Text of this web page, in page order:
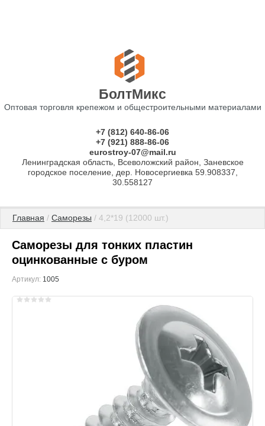
БолтМикс
Оптовая торговля крепежом и общестроительными материалами
+7 (812) 640-86-06
+7 (921) 888-86-06
eurostroy-07@mail.ru
Ленинградская область, Всеволожский район, Заневское
городское поселение, дер. Новосергиевка 59.908337,
30.558127
Главная / Саморезы / 4,2*19 (12000 шт.)
Саморезы для тонких пластин
оцинкованные с буром
Артикул: 1005